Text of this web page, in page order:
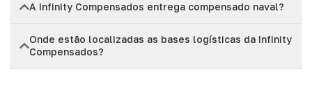
A Infinity Compensados entrega compensado naval?
Onde estão localizadas as bases logísticas da Infinity
Compensados?